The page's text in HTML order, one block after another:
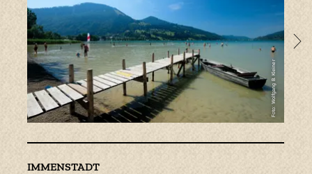
Foto: Wolfgang B. Kleiner
IMMENSTADT